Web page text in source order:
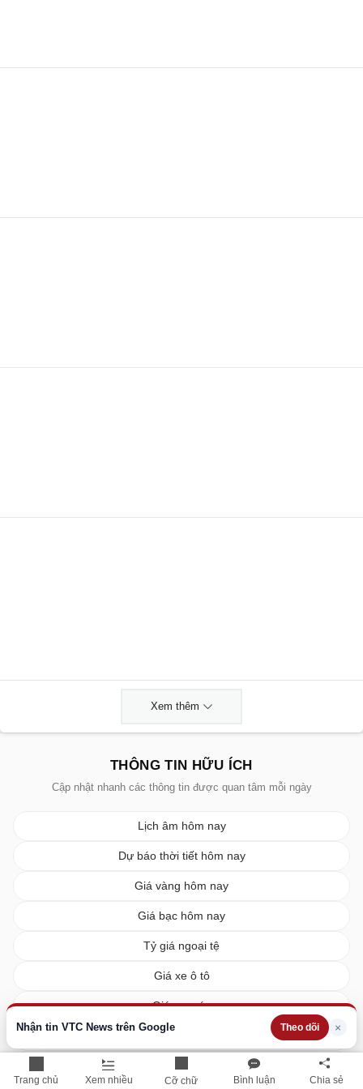
Trang chủ Xem nhiều Cỡ chữ Bình luận Chia sẻ
Nhận tin VTC News trên Google Theo dõi ×
Xem thêm
THÔNG TIN HỮU ÍCH
Cập nhật nhanh các thông tin được quan tâm mỗi ngày
Lịch âm hôm nay
Dự báo thời tiết hôm nay
Giá vàng hôm nay
Giá bạc hôm nay
Tỷ giá ngoại tệ
Giá xe ô tô
Giá xe máy
Giá xăng dầu hôm nay